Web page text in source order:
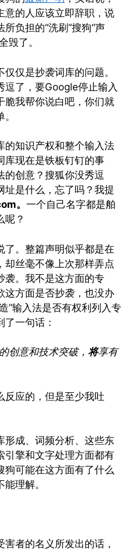
意的人应该立即辞职，说
负担的“洗刷”搜狗“声
毁了。
仅是抄袭词库的问题。
逗了，要Google停止输入
脆我帮你说白吧，你们就
的知识产权和整个输入法
库现在是铁板钉钉的事
的创意？搜狐你没秀逗
址是什么，忘了吗？我提
。 一个自己名字都是舶
呢？
了。整篇声明似乎都是在
却丝毫不像上次那样弄点
袭。我不是这方面的专
这方面是否抄袭，也没办
”输入法是否有权利列入专
一句话：
创意和技术突破， 将享有
反应的，但是至少我吐
形成、词频分析、这些东
引擎和文字处理方面都有
狗可能在这方面有了什么
理解。
者的名义所发出的话，